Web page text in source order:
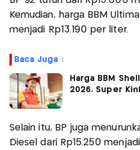
Kemudian, harga BBM
menjadi Rp13.190 per liter.
Baca Juga :
Harga BBM
2026, Super
Selain itu, BP juga
Diesel dari Rp15.250